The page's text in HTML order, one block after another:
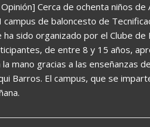
Cerca de ochenta niños
campus de baloncesto de
ha sido organizado por el Clube de
de entre 8 y 15 años,
la mano gracias a las enseñanzas
Barros. El campus, que se